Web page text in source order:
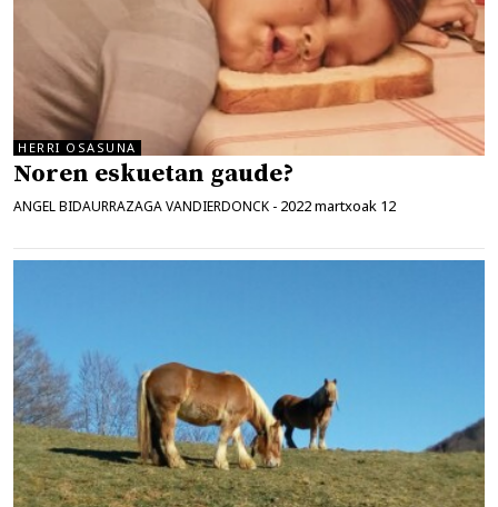
HERRI OSASUNA
Noren eskuetan gaude?
ANGEL BIDAURRAZAGA VANDIERDONCK - 2022 martxoak 12